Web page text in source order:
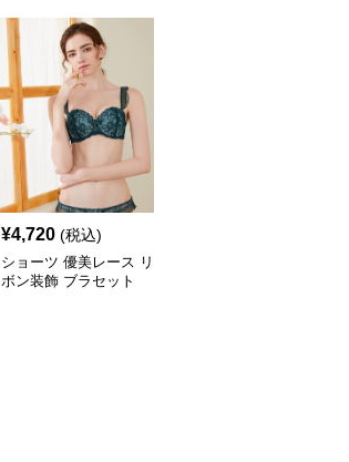
¥4,720 (税込)
ショーツ 優美レース リ
ボン装飾 ブラセット